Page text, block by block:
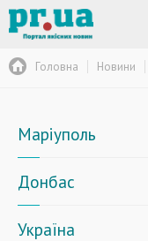
Головна Новини
Маріуполь
Донбас
Україна